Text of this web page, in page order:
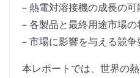
– 熱電対溶接機の成長の
– 各製品と最終用途市場
– 市場に影響を与える競
本レポートでは、世界の